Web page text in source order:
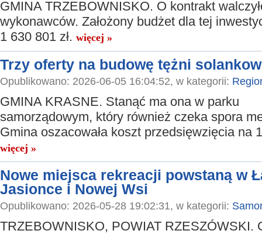
GMINA TRZEBOWNISKO. O kontrakt
wykonawców. Założony budżet dla tej
1 630 801 zł. więcej »
Trzy oferty na budowę tężni
Opublikowano: 2026-06-05 16:04:52, w kategorii:
GMINA KRASNE. Stanąć ma ona w parku
samorządowym, który również czeka spora
Gmina oszacowała koszt przedsięwzięcia na
więcej »
Nowe miejsca rekreacji powstaną w
Jasionce i Nowej Wsi
Opublikowano: 2026-05-28 19:02:31, w kategorii:
TRZEBOWNISKO, POWIAT RZESZÓWSKI.